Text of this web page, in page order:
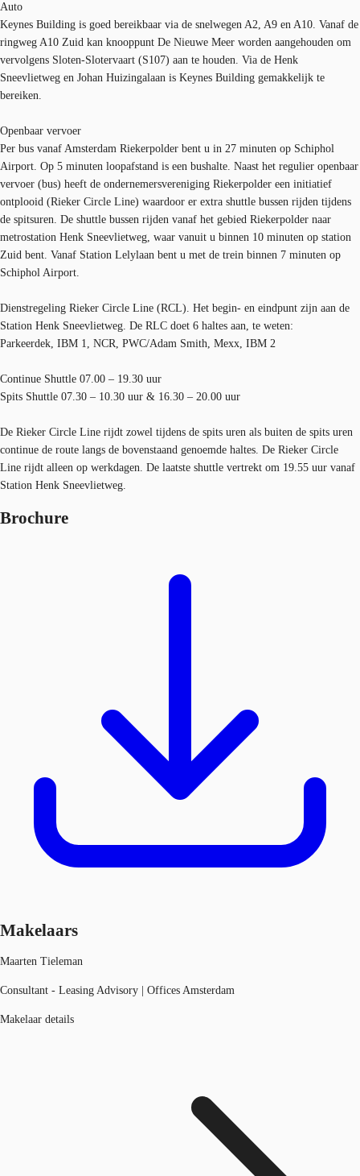
Auto
Keynes Building is goed bereikbaar via de snelwegen A2, A9 en A10. Vanaf de
ringweg A10 Zuid kan knooppunt De Nieuwe Meer worden aangehouden om
vervolgens Sloten-Slotervaart (S107) aan te houden. Via de Henk
Sneevlietweg en Johan Huizingalaan is Keynes Building gemakkelijk te
bereiken.
Openbaar vervoer
Per bus vanaf Amsterdam Riekerpolder bent u in 27 minuten op Schiphol
Airport. Op 5 minuten loopafstand is een bushalte. Naast het regulier openbaar
vervoer (bus) heeft de ondernemersvereniging Riekerpolder een initiatief
ontplooid (Rieker Circle Line) waardoor er extra shuttle bussen rijden tijdens
de spitsuren. De shuttle bussen rijden vanaf het gebied Riekerpolder naar
metrostation Henk Sneevlietweg, waar vanuit u binnen 10 minuten op station
Zuid bent. Vanaf Station Lelylaan bent u met de trein binnen 7 minuten op
Schiphol Airport.
Dienstregeling Rieker Circle Line (RCL). Het begin- en eindpunt zijn aan de
Station Henk Sneevlietweg. De RLC doet 6 haltes aan, te weten:
Parkeerdek, IBM 1, NCR, PWC/Adam Smith, Mexx, IBM 2
Continue Shuttle 07.00 – 19.30 uur
Spits Shuttle 07.30 – 10.30 uur & 16.30 – 20.00 uur
De Rieker Circle Line rijdt zowel tijdens de spits uren als buiten de spits uren
continue de route langs de bovenstaand genoemde haltes. De Rieker Circle
Line rijdt alleen op werkdagen. De laatste shuttle vertrekt om 19.55 uur vanaf
Station Henk Sneevlietweg.
Brochure
Makelaars
Maarten Tieleman
Consultant - Leasing Advisory | Offices Amsterdam
Makelaar details